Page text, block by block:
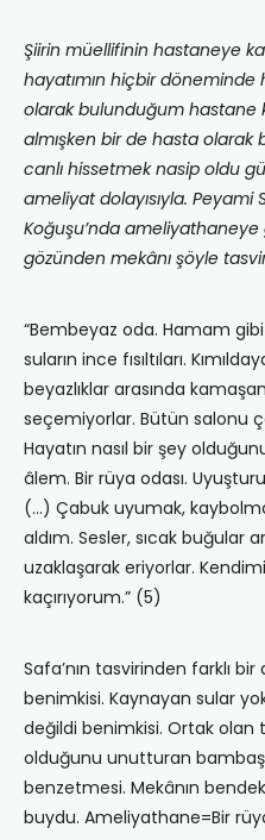
Şiirin müellifinin hastaneye
hayatımın hiçbir döneminde
olarak bulunduğum hastane
almışken bir de hasta olarak
canlı hissetmek nasip oldu
ameliyat dolayısıyla.
Koğuşu’nda ameliyathaneye
gözünden mekânı şöyle
“Bembeyaz oda. Hamam gibi
suların ince fısıltıları.
beyazlıklar arasında
seçemiyorlar. Bütün salonu
Hayatın nasıl bir şey
âlem. Bir rüya odası.
(…) Çabuk uyumak,
aldım. Sesler, sıcak buğular
uzaklaşarak eriyorlar.
kaçırıyorum.” (5)
Safa’nın tasvirinden farklı
benimkisi. Kaynayan sular
değildi benimkisi. Ortak olan
olduğunu unutturan
benzetmesi. Mekânın
buydu. Ameliyathane=Bir